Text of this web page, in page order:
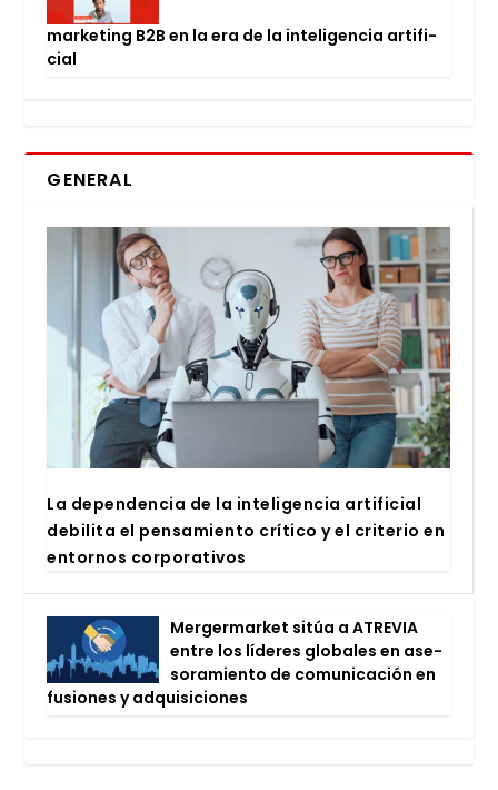
mar­ke­ting B2B en la era de la inte­li­gen­cia arti­fi­
cial
GENERAL
La depen­den­cia de la inte­li­gen­cia arti­fi­cial
debi­li­ta el pen­sa­mien­to crí­ti­co y el cri­te­rio en
entor­nos cor­po­ra­ti­vos
Mer­ger­mar­ket sitúa a ATRE­VIA
entre los líde­res glo­ba­les en ase­
so­ra­mien­to de comu­ni­ca­ción en
fusio­nes y adqui­si­cio­nes